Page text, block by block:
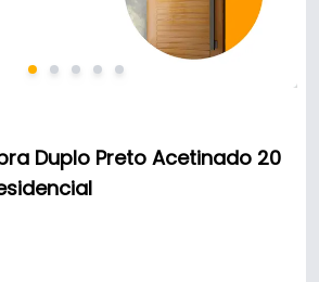
Duplo Preto Acetinado 20